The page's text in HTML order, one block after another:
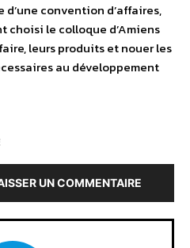
d’une convention d’affaires,
choisi le colloque d’Amiens
leurs produits et nouer les
au développement
UN COMMENTAIRE